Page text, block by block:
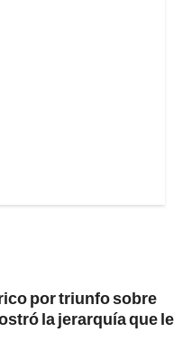
por triunfo sobre
la jerarquía que le